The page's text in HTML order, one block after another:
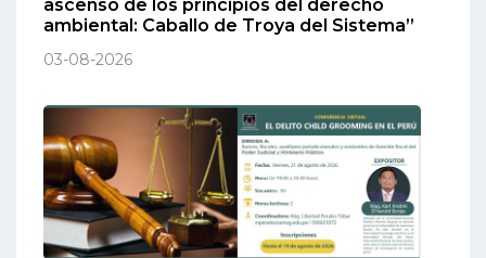
ascenso de los principios del derecho
ambiental: Caballo de Troya del Sistema”
03-08-2026